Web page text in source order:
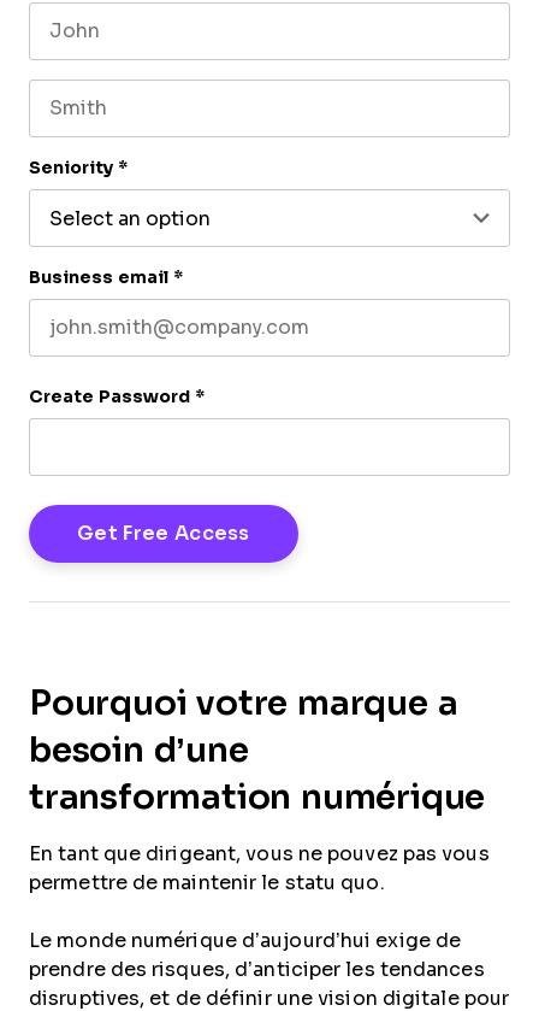
Seniority *
Business email *
Create Password *
Pourquoi votre marque a
besoin d’une
transformation numérique
En tant que dirigeant, vous ne pouvez pas vous
permettre de maintenir le statu quo.
Le monde numérique d’aujourd’hui exige de
prendre des risques, d’anticiper les tendances
disruptives, et de définir une vision digitale pour